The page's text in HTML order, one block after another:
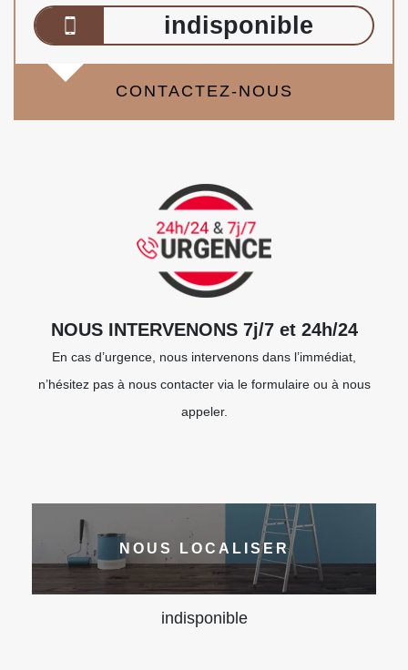
indisponible
CONTACTEZ-NOUS
NOUS INTERVENONS 7j/7 et 24h/24
En cas d’urgence, nous intervenons dans l’immédiat,
n’hésitez pas à nous contacter via le formulaire ou à nous
appeler.
NOUS LOCALISER
indisponible